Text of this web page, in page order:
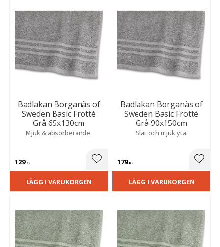
Badlakan Borganäs of
Sweden Basic Frotté
Grå 65x130cm
Mjuk & absorberande.
129KR Lägg till i favoriter
LÄGG I VARUKORGEN
Badlakan Borganäs of
Sweden Basic Frotté
Grå 90x150cm
Slät och mjuk yta.
179KR
LÄGG I VARUKORGEN